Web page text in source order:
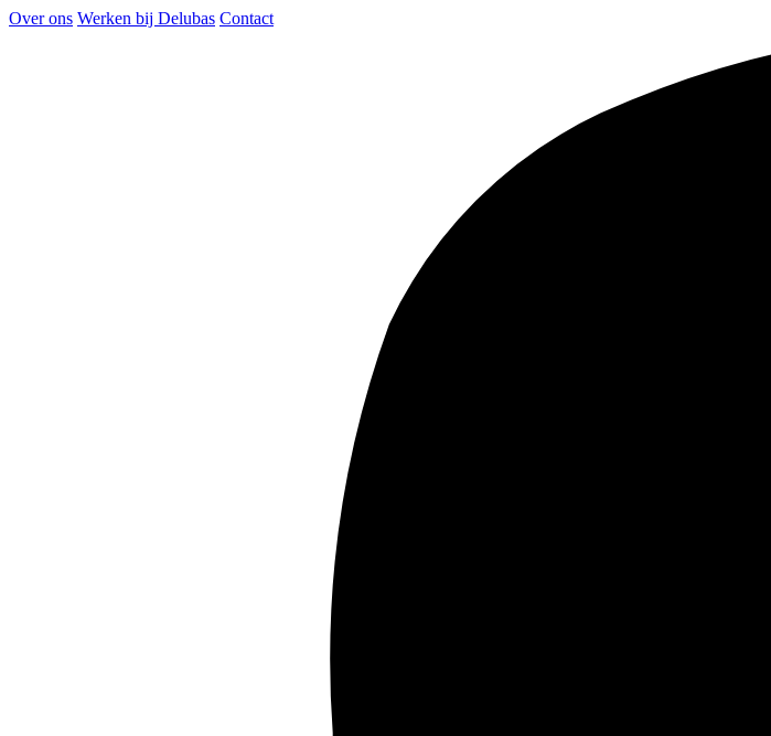
Over ons Werken bij Delubas Contact